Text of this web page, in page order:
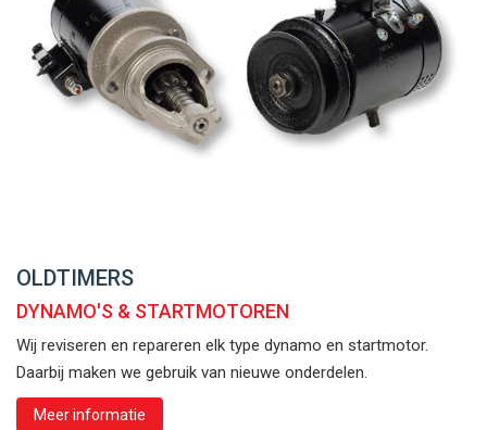
OLDTIMERS
DYNAMO'S & STARTMOTOREN
Wij reviseren en repareren elk type dynamo en startmotor.
Daarbij maken we gebruik van nieuwe onderdelen.
Meer informatie